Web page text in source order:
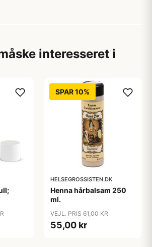
interesseret i
SPAR 10%
HELSEGROSSISTEN.DK
Henna hårbalsam 250
ml.
VEJL. PRIS 61,00 KR
55,00 kr